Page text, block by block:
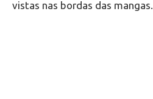
vistas nas bordas das mangas.